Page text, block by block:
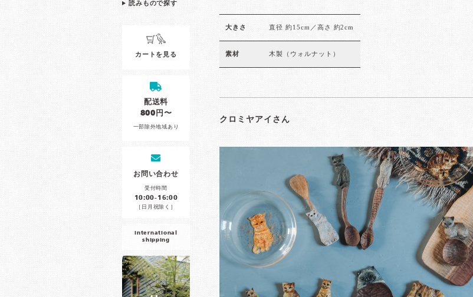
読みもので探す
カートを見る
配送料
800円〜
一部除外地域あり
お問い合わせ
受付時間
10:00-16:00
［日月祝除く］
international
shipping
大きさ 直径 約15cm／高さ 約2cm
素材 木製（ウォルナット）
クロミヤアイさん